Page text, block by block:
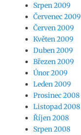
Srpen 2009
Červenec 2009
Červen 2009
Květen 2009
Duben 2009
Březen 2009
Únor 2009
Leden 2009
Prosinec 2008
Listopad 2008
Říjen 2008
Srpen 2008